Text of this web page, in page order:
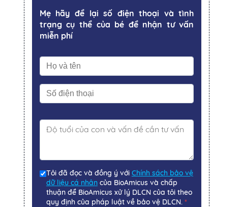
Mẹ hãy để lại số điện thoại và tình
trạng cụ thể của bé để nhận tư vấn
miễn phí
Tôi đã đọc và đồng ý với Chính sách bảo vệ
dữ liệu cá nhâncủa BioAmicus và chấp
thuận để BioAmicus xử lý DLCN của tôi theo
quy định của pháp luật về bảo vệ DLCN. *